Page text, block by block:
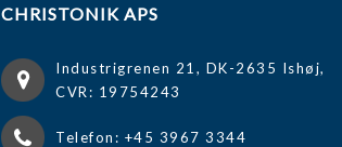
CHRISTONIK APS
Industrigrenen 21, DK-2635 Ishøj,
CVR: 19754243
Telefon: +45 3967 3344